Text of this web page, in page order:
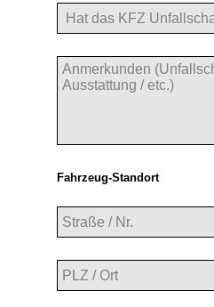
Fahrzeug-Standort